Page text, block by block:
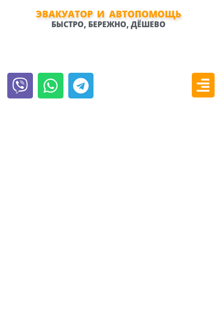
содержимому
ЭВАКУАТОР И АВТОПОМОЩЬ
БЫСТРО, БЕРЕЖНО, ДЁШЕВО
ViberWhatsapp
Telegram